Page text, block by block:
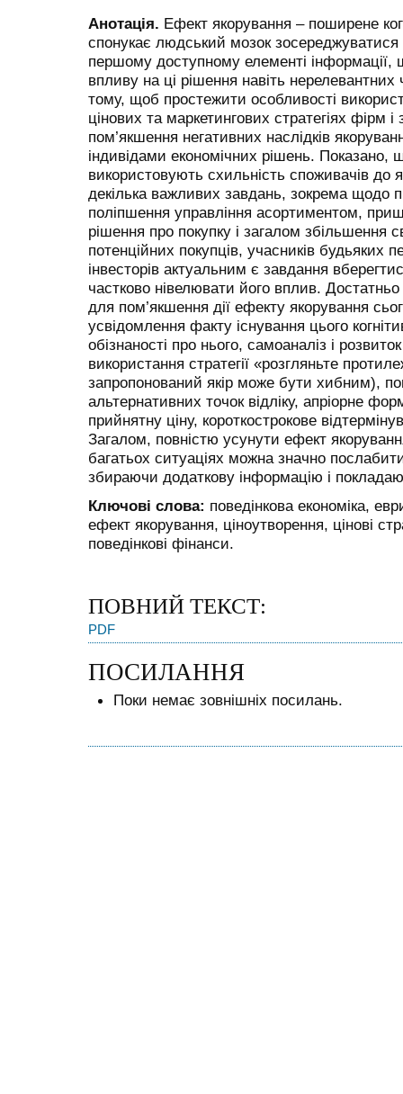
Анотація. Ефект якорування – поширене
спонукає людський мозок
першому доступному елементі інформації,
впливу на ці рішення навіть
тому, щоб простежити особливості
цінових та маркетингових стратегіях фірм
пом’якшення негативних наслідків
індивідами економічних рішень. Показано,
використовують схильність споживачів до
декілька важливих завдань, зокрема щодо
поліпшення управління асортиментом,
рішення про покупку і загалом збільшення
потенційних покупців, учасників будьяких
інвесторів актуальним є завдання
частково нівелювати його вплив.
для пом’якшення дії ефекту якорування
усвідомлення факту існування цього
обізнаності про нього, самоаналіз і
використання стратегії «розгляньте
запропонований якір може бути хибним),
альтернативних точок відліку, апріорне
прийнятну ціну, короткострокове
Загалом, повністю усунути ефект
багатьох ситуаціях можна значно
збираючи додаткову інформацію і
Ключові слова: поведінкова економіка,
ефект якорування, ціноутворення, цінові
поведінкові фінанси.
ПОВНИЙ ТЕКСТ:
PDF
ПОСИЛАННЯ
Поки немає зовнішніх посилань.